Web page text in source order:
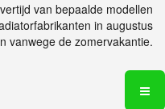
van bepaalde modellen
in augustus
vanwege de zomervakantie.